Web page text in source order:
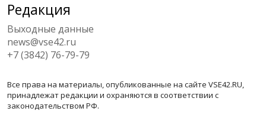
Редакция
Выходные данные
news@vse42.ru
+7 (3842) 76-79-79
Все права на материалы, опубликованные на сайте VSE42.RU,
принадлежат редакции и охраняются в соответствии с
законодательством РФ.